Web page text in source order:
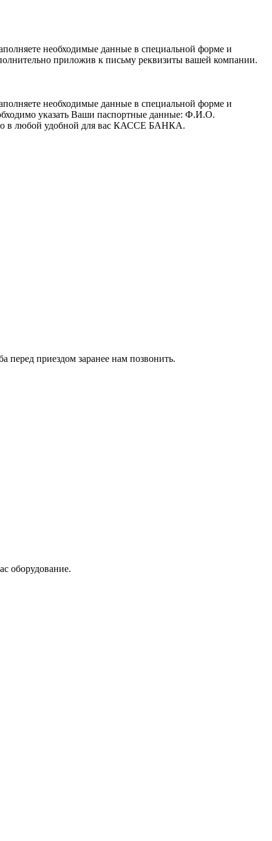
необходимые данные в специальной форме и
приложив к письму реквизиты вашей компании.
необходимые данные в специальной форме и
указать Ваши паспортные данные: Ф.И.О.
в любой удобной для вас КАССЕ БАНКА.
перед приездом заранее нам позвонить.
оборудование.